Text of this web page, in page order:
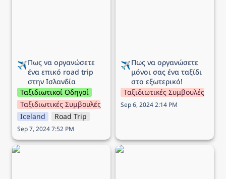
✈️Πως να οργανώσετε
ένα επικό road trip
στην Ισλανδία
Ταξιδιωτικοί Οδηγοί
Ταξιδιωτικές Συμβουλές
Iceland
Road Trip
Sep 7, 2024 7:52 PM
✈️Πως να οργανώσετε
μόνοι σας ένα ταξίδι
στο εξωτερικό!
Ταξιδιωτικές Συμβουλές
Sep 6, 2024 2:14 PM
Προσφορά Aegean:
Προσφορά Aegean: